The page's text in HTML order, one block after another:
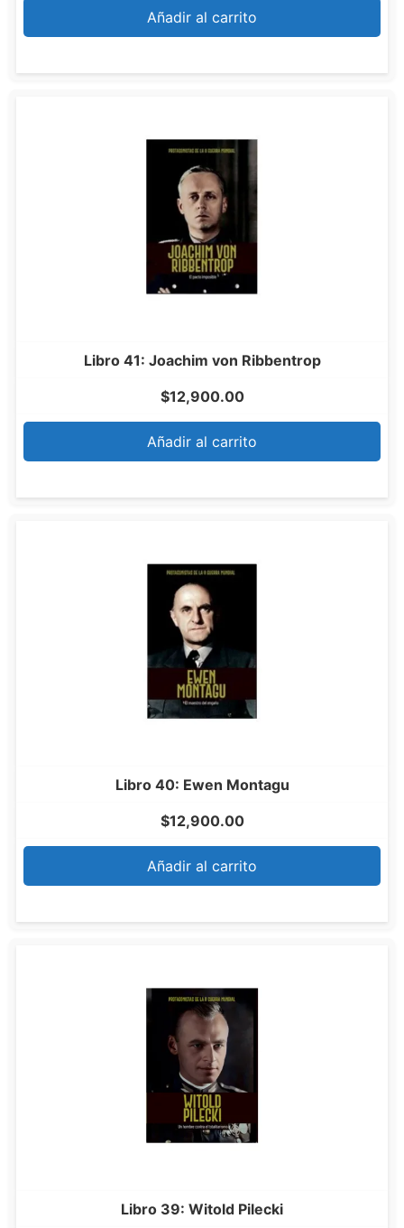
Añadir al carrito
Libro 41: Joachim von Ribbentrop
$12,900.00
Añadir al carrito
Libro 40: Ewen Montagu
$12,900.00
Añadir al carrito
Libro 39: Witold Pilecki